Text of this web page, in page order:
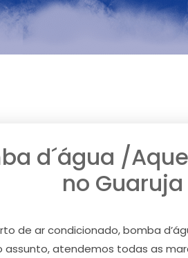
d´água /
no Guaruja
de ar condicionado, bomba
assunto, atendemos todas as